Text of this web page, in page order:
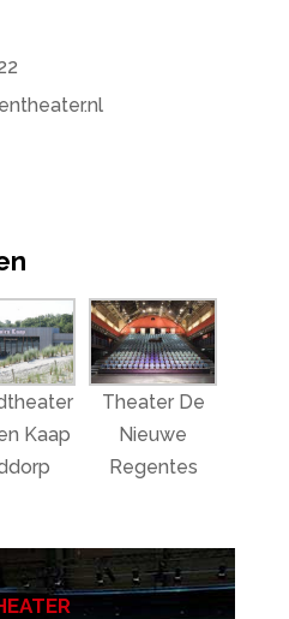
Kaap
Theater De
Nieuwe
Regentes